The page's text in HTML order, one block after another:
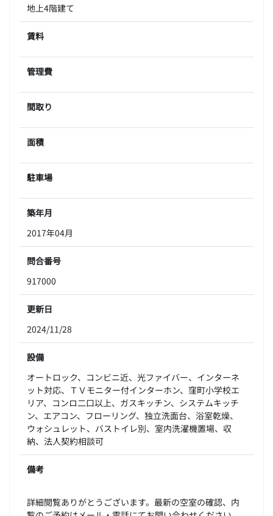
地上4階建て
賃料
管理費
間取り
面積
駐車場
築年月
2017年04月
問合番号
917000
更新日
2024/11/28
設備
オートロック、コンビニ近、光ファイバー、インターネ
ット対応、ＴＶモニター付インターホン、窪町小学校エ
リア、コンロ二口以上、ガスキッチン、システムキッチ
ン、エアコン、フローリング、独立洗面台、浴室乾燥、
ウォシュレット、バストイレ別、室内洗濯機置場、収
納、法人契約相談可
備考
詳細閲覧ありがとうございます。最新の空室の確認、内